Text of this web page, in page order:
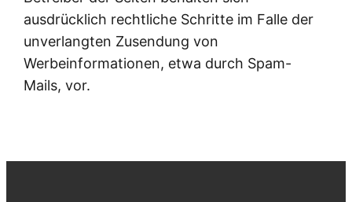
ausdrücklich rechtliche Schritte im Falle der
unverlangten Zusendung von
Werbeinformationen, etwa durch Spam-
Mails, vor.